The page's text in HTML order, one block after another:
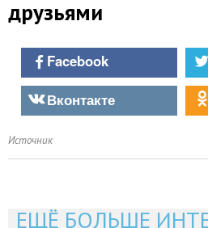
друзьями
Facebook
Вконтакте
Источник
ЕЩЁ БОЛЬШЕ